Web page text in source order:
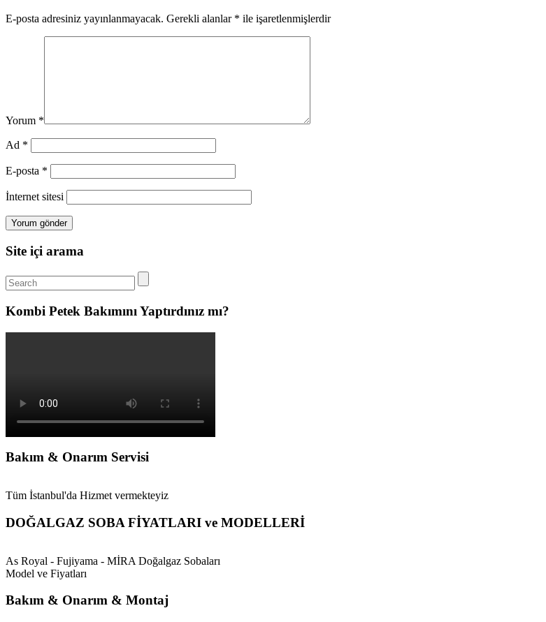
E-posta adresiniz yayınlanmayacak. Gerekli alanlar * ile işaretlenmişlerdir
Yorum *
Ad *
E-posta *
İnternet sitesi
Site içi arama
Kombi Petek Bakımını Yaptırdınız mı?
Bakım & Onarım Servisi
Tüm İstanbul'da Hizmet vermekteyiz
DOĞALGAZ SOBA FİYATLARI ve MODELLERİ
As Royal - Fujiyama - MİRA Doğalgaz Sobaları
Model ve Fiyatları
Bakım & Onarım & Montaj